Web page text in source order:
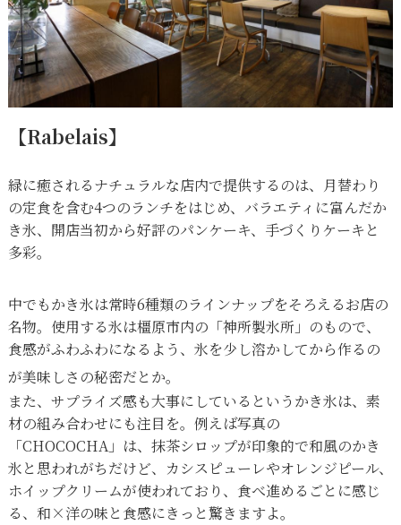
【Rabelais】
緑に癒されるナチュラルな店内で提供するのは、月替わり
の定食を含む4つのランチをはじめ、バラエティに富んだか
き氷、開店当初から好評のパンケーキ、手づくりケーキと
多彩。
中でもかき氷は常時6種類のラインナップをそろえるお店の
名物。使用する氷は橿原市内の「神所製氷所」のもので、
食感がふわふわになるよう、氷を少し溶かしてから作るの
が美味しさの秘密だとか。
また、サプライズ感も大事にしているというかき氷は、素
材の組み合わせにも注目を。例えば写真の
「CHOCOCHA」は、抹茶シロップが印象的で和風のかき
氷と思われがちだけど、カシスピューレやオレンジピール、
ホイップクリームが使われており、食べ進めるごとに感じ
る、和×洋の味と食感にきっと驚きますよ。